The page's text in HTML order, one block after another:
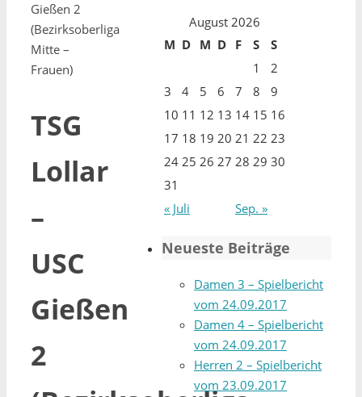
Gießen 2
(Bezirksoberliga
Mitte –
Frauen)
TSG
Lollar
–
USC
Gießen
2
August 2026
M D M D F S
S
1
2
3
4 5 6 7 8
9
10 11 12 13 14 15 16
17 18 19 20 21 22 23
24 25 26 27 28 29 30
31
« Juli
Sep. »
Neueste Beiträge
Damen 3 – Spielbericht
vom 24.09.2017
Damen 4 – Spielbericht
vom 24.09.2017
Herren 2 – Spielbericht
vom 23.09.2017